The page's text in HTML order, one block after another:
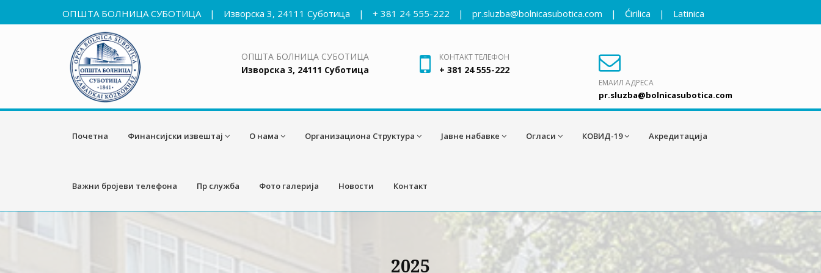
ОПШТА БОЛНИЦА СУБОТИЦА | Изворска 3, 24111 Суботица | + 381 24 555-222 | pr.sluzba@bolnicasubotica.com | Ćirilica | Latinica
ОПШТА БОЛНИЦА СУБОТИЦА
Изворска 3, 24111 Суботица
КОНТАКТ ТЕЛЕФОН
+ 381 24 555-222
ЕМАИЛ АДРЕСА
pr.sluzba@bolnicasubotica.com
Почетна Финансијски извештај О нама Организациона Структура Јавне набавке Огласи КОВИД-19 Акредитација
Важни бројеви телефона Пр служба Фото галерија Новости Контакт
2025